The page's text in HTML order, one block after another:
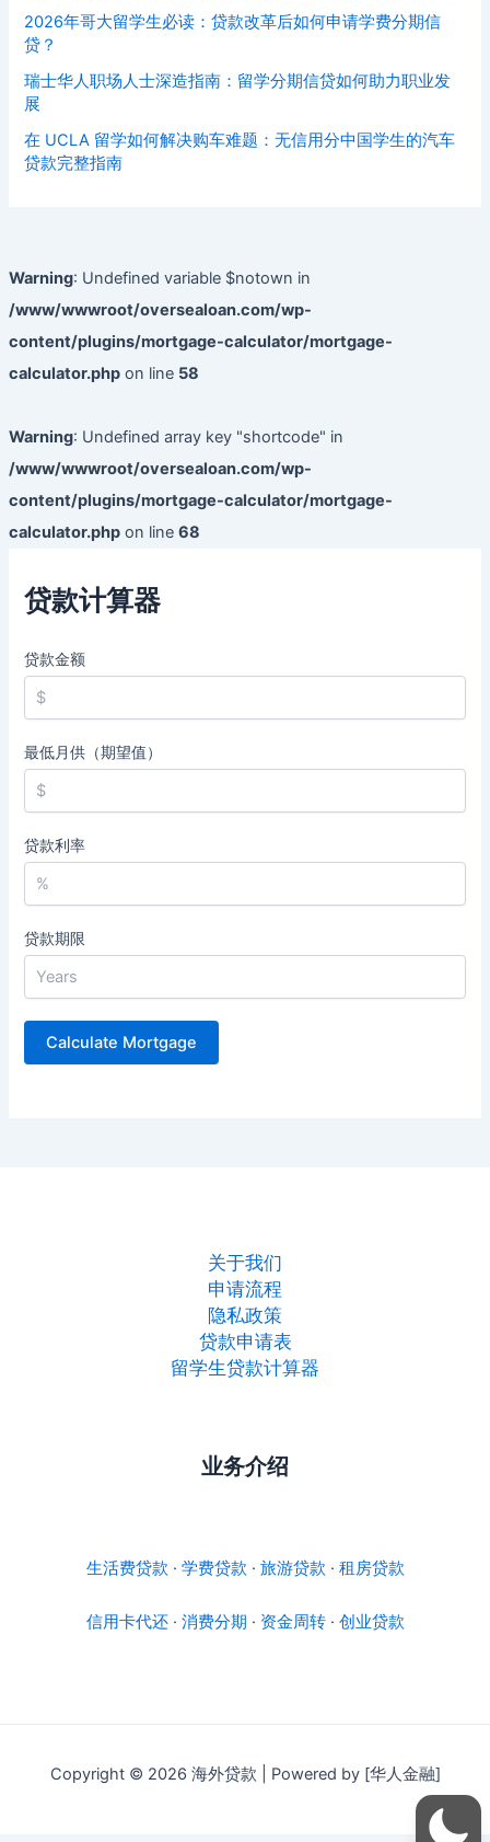
2026年哥大留学生必读：贷款改革后如何申请学费分期信
贷？
瑞士华人职场人士深造指南：留学分期信贷如何助力职业发
展
在 UCLA 留学如何解决购车难题：无信用分中国学生的汽车
贷款完整指南
Warning: Undefined variable $notown in
/www/wwwroot/oversealoan.com/wp-
content/plugins/mortgage-calculator/mortgage-
calculator.phpon line 58
Warning: Undefined array key "shortcode" in
/www/wwwroot/oversealoan.com/wp-
content/plugins/mortgage-calculator/mortgage-
calculator.phpon line 68
贷款计算器
贷款金额
最低月供（期望值）
贷款利率
贷款期限
关于我们
申请流程
隐私政策
贷款申请表
留学生贷款计算器
业务介绍
生活费贷款 · 学费贷款 · 旅游贷款 · 租房贷款
信用卡代还· 消费分期 · 资金周转· 创业贷款
Copyright © 2026 海外贷款 | Powered by [华人金融]